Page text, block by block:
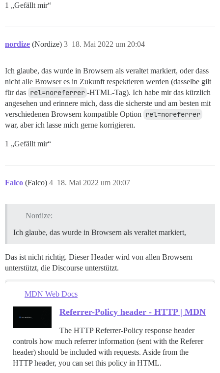
1 „Gefällt mir“
nordize (Nordize) 18. Mai 2022 um 20:04
3
Ich glaube, das wurde in Browsern als veraltet markiert, oder dass
nicht alle Browser es in Zukunft respektieren werden (dasselbe gilt
für das rel=noreferrer -HTML-Tag). Ich habe mir das kürzlich
angesehen und erinnere mich, dass die sicherste und am besten mit
verschiedenen Browsern kompatible Option rel=noreferrer
war, aber ich lasse mich gerne korrigieren.
1 „Gefällt mir“
Falco (Falco) 18. Mai 2022 um 20:07
4
Nordize:
Ich glaube, das wurde in Browsern als veraltet markiert,
Das ist nicht richtig. Dieser Header wird von allen Browsern
unterstützt, die Discourse unterstützt.
MDN Web Docs
Referrer-Policy header - HTTP | MDN
The HTTP Referrer-Policy response header
controls how much referrer information (sent with the Referer
header) should be included with requests. Aside from the
HTTP header, you can set this policy in HTML.